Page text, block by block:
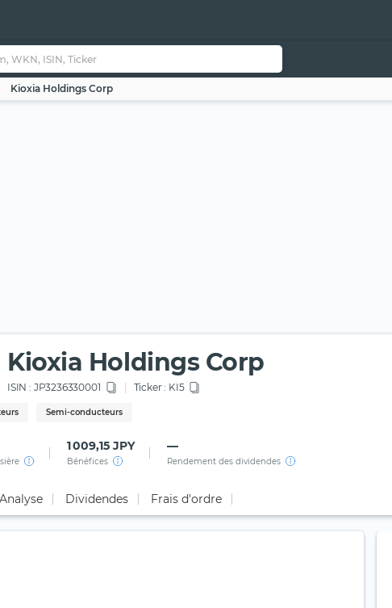
Kioxia Holdings Corp
Kioxia Holdings Corp
ISIN : JP3236330001 Ticker : KI5
Semi-conducteurs
1 009,15 JPY
Bénéfices
—
Rendement des dividendes
Analyse Dividendes Frais d'ordre